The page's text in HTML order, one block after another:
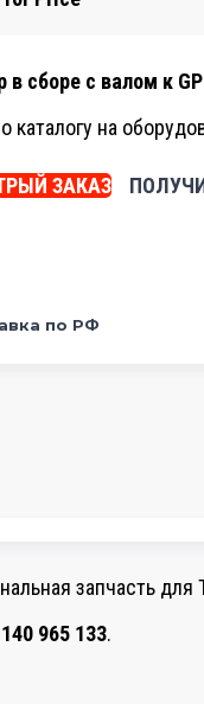
в сборе с валом к
каталогу на
ЗАКАЗ
по РФ
запчасть для
140 965 133.